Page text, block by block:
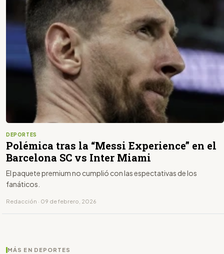
DEPORTES
Polémica tras la “Messi Experience” en el
Barcelona SC vs Inter Miami
El paquete premium no cumplió con las espectativas de los
fanáticos.
Redacción · 09 de febrero, 2026
MÁS EN DEPORTES